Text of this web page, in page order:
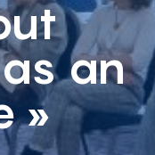
an
»